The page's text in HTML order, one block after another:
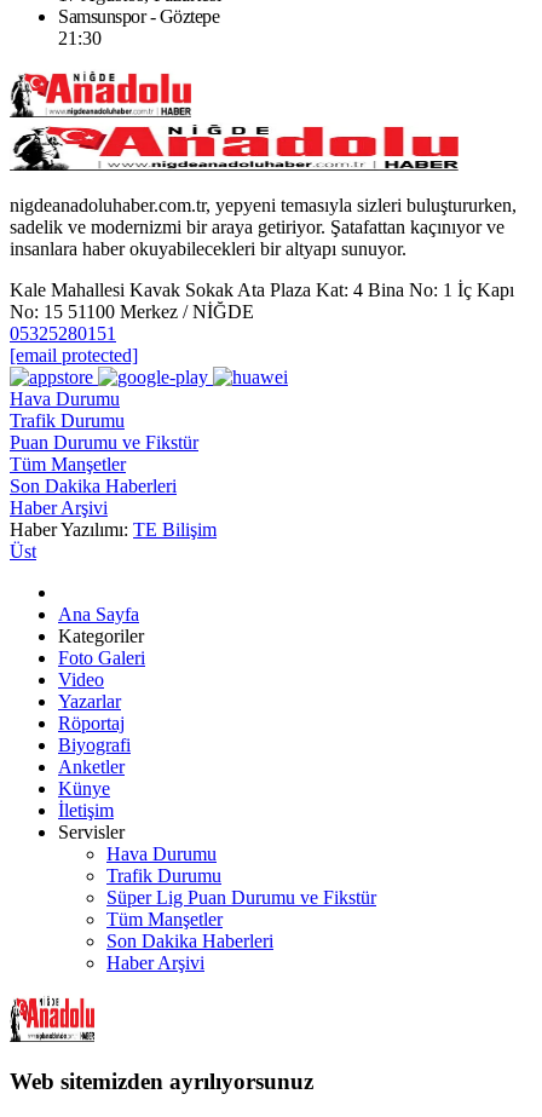
Samsunspor - Göztepe
21:30
nigdeanadoluhaber.com.tr, yepyeni temasıyla sizleri buluştururken,
sadelik ve modernizmi bir araya getiriyor. Şatafattan kaçınıyor ve
insanlara haber okuyabilecekleri bir altyapı sunuyor.
Kale Mahallesi Kavak Sokak Ata Plaza Kat: 4 Bina No: 1 İç Kapı
No: 15 51100 Merkez / NİĞDE
05325280151
[email protected]
Hava Durumu
Trafik Durumu
Puan Durumu ve Fikstür
Tüm Manşetler
Son Dakika Haberleri
Haber Arşivi
Haber Yazılımı: TE Bilişim
Üst
Ana Sayfa
Kategoriler
Foto Galeri
Video
Yazarlar
Röportaj
Biyografi
Anketler
Künye
İletişim
Servisler
Hava Durumu
Trafik Durumu
Süper Lig Puan Durumu ve Fikstür
Tüm Manşetler
Son Dakika Haberleri
Haber Arşivi
Web sitemizden ayrılıyorsunuz